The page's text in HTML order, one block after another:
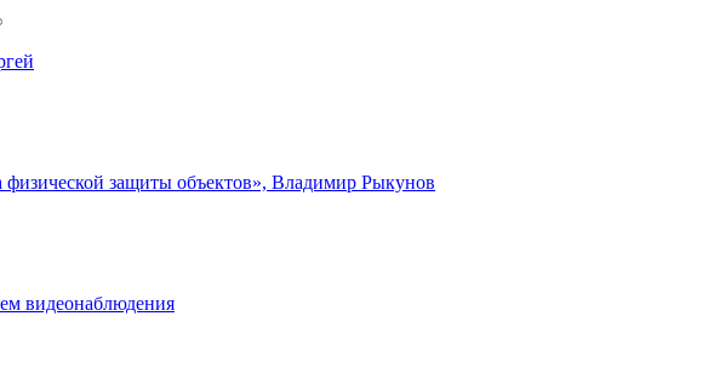
физической защиты объектов», Владимир Рыкунов
видеонаблюдения